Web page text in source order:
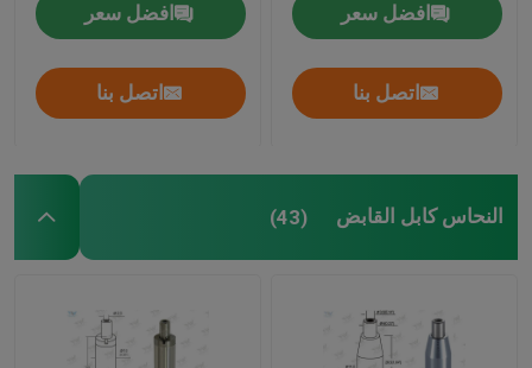
افضل سعر
اتصل بنا
افضل سعر
اتصل بنا
النحاس كابل القابض (43)